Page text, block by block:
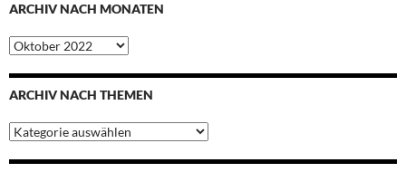
ARCHIV NACH MONATEN
Archiv
nach
Monaten
ARCHIV NACH THEMEN
Archiv
nach
Themen